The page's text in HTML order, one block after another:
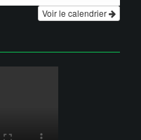
Voir le calendrier